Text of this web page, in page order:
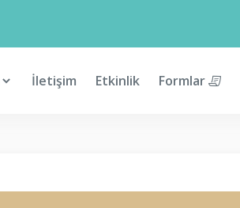
İletişim Etkinlik Formlar